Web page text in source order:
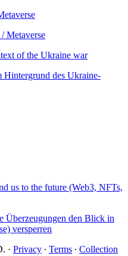
Metaverse
of the Ukraine war
des Ukraine-
us to the future (Web3, NFTs,
Überzeugungen den Blick in
versperren
· Privacy ∙ Terms ∙ Collection